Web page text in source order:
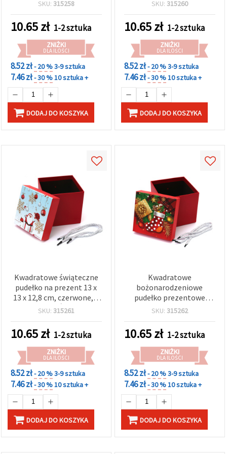
SKU: 315258
10.65zł 1-2 sztuka
ZNIŻKI
DLA ILOŚCI
8.52 zł- 20 %3-9 sztuka
7.46 zł- 30 %10 sztuka +
DODAJ DO KOSZYKA
SKU: 315260
10.65zł 1-2 sztuka
ZNIŻKI
DLA ILOŚCI
8.52 zł- 20 %3-9 sztuka
7.46 zł- 30 %10 sztuka +
DODAJ DO KOSZYKA
Kwadratowe świąteczne
pudełko na prezent 13 x
13 x 12,8 cm, czerwone, z
motywem Świętego
SKU: 315261
10.65zł 1-2 sztuka
ZNIŻKI
DLA ILOŚCI
8.52 zł- 20 %3-9 sztuka
7.46 zł- 30 %10 sztuka +
DODAJ DO KOSZYKA
Kwadratowe
bożonarodzeniowe
pudełko prezentowe
13x13x12,8 cm, czerwone,
skarpety
SKU: 315262
10.65zł 1-2 sztuka
ZNIŻKI
DLA ILOŚCI
8.52 zł- 20 %3-9 sztuka
7.46 zł- 30 %10 sztuka +
DODAJ DO KOSZYKA